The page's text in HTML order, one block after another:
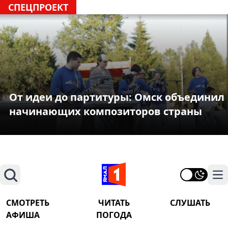
СПЕЦПРОЕКТ
От идеи до партитуры: Омск объединил
начинающих композиторов страны
Поиск
СМОТРЕТЬ ЧИТАТЬ
СЛУШАТЬ
АФИША
ПОГОДА